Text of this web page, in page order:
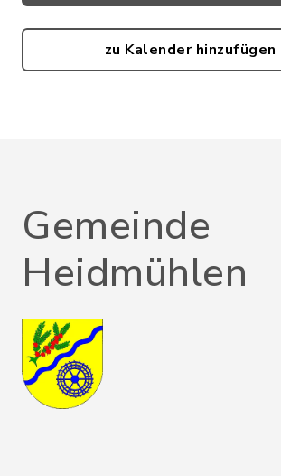
zu Kalender hinzufügen
Gemeinde
Heidmühlen